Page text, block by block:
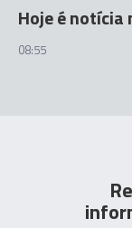
Hoje é notícia
08:55